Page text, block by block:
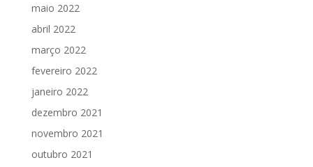
maio 2022
abril 2022
março 2022
fevereiro 2022
janeiro 2022
dezembro 2021
novembro 2021
outubro 2021